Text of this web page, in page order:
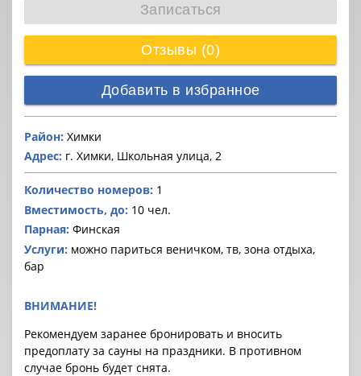
Записаться
Отзывы (0)
Добавить в избранное
Район: Химки
Адрес: г. Химки, Школьная улица, 2
Количество номеров: 1
Вместимость, до: 10 чел.
Парная: Финская
Услуги: можно париться веничком, тв, зона отдыха,
бар
ВНИМАНИЕ!
Рекомендуем заранее бронировать и вносить
предоплату за cауны на праздники. В противном
случае бронь будет снята.